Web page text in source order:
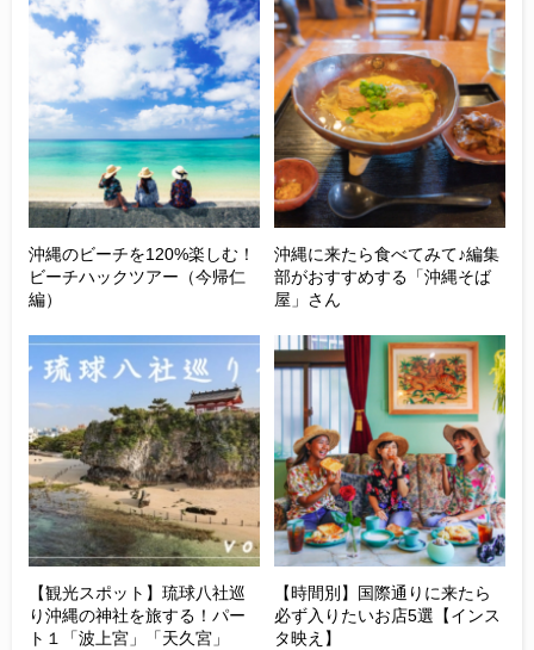
沖縄のビーチを120%楽しむ！
ビーチハックツアー（今帰仁
編）
沖縄に来たら食べてみて♪編集
部がおすすめする「沖縄そば
屋」さん
【観光スポット】琉球八社巡
り沖縄の神社を旅する！パー
ト１「波上宮」「天久宮」
【時間別】国際通りに来たら
必ず入りたいお店5選【インス
タ映え】